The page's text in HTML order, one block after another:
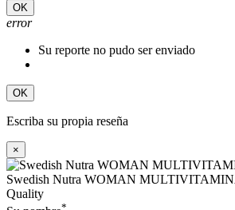
OK
error
Su reporte no pudo ser enviado
OK
Escriba su propia reseña
×
Swedish Nutra WOMAN
Quality
*